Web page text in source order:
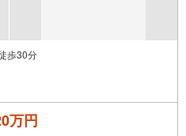
歩30分
万円